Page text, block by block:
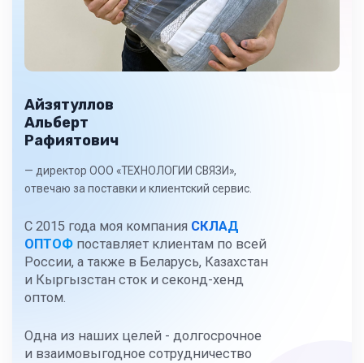
Айзятуллов
Альберт
Рафиятович
— директор ООО «ТЕХНОЛОГИИ СВЯЗИ»,
отвечаю за поставки и клиентский сервис.
С 2015 года моя компания СКЛАД
ОПТОФ поставляет клиентам по всей
России, а также в Беларусь, Казахстан
и Кыргызстан сток и секонд-хенд
оптом.
Одна из наших целей - долгосрочное
и взаимовыгодное сотрудничество